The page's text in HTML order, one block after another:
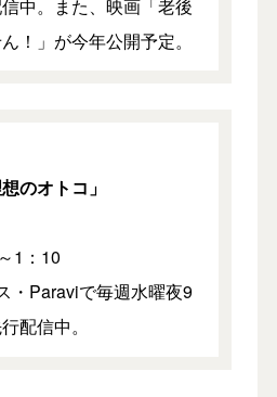
中。また、映画「老後
！」が今年公開予定。
のオトコ」
1：10
・Paraviで毎週水曜夜9
配信中。